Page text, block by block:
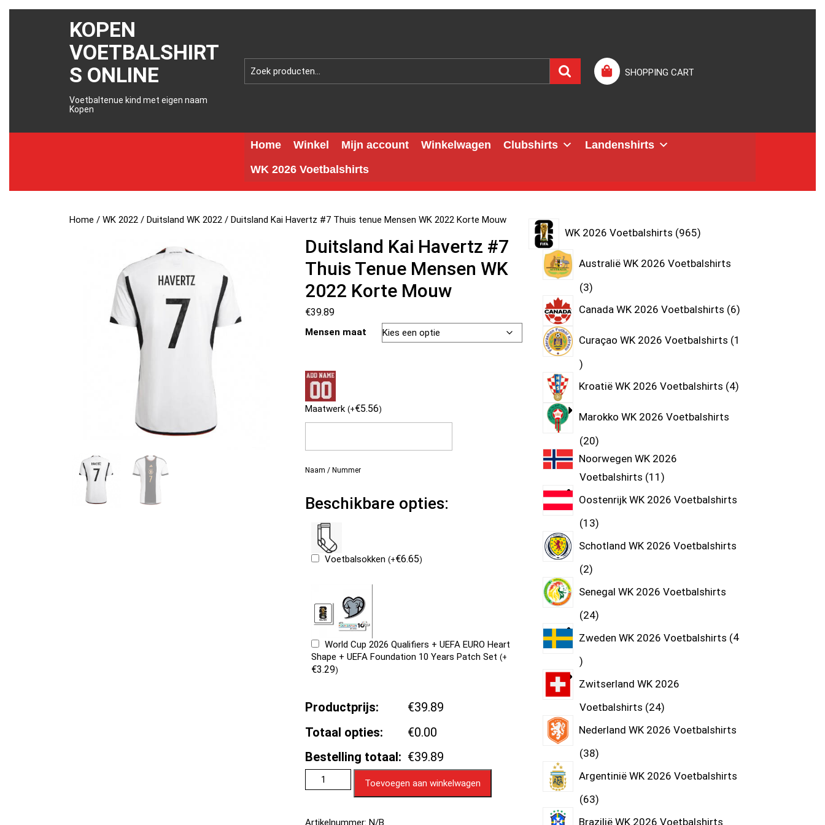
KOPEN
VOETBALSHIRT
S ONLINE
Voetbaltenue kind met eigen naam
Kopen
SHOPPING CART
Home Winkel Mijn account Winkelwagen Clubshirts
Landenshirts
WK 2026 Voetbalshirts
Home /WK 2022 /Duitsland WK 2022 / Duitsland Kai Havertz #7 Thuis tenue Mensen WK 2022 Korte Mouw
Duitsland Kai Havertz #7
Thuis Tenue Mensen WK
2022 Korte Mouw
€39.89
Mensen maat
Maatwerk (+€5.56)
Naam / Nummer
Beschikbare opties:
Voetbalsokken (+€6.65)
World Cup 2026 Qualifiers + UEFA EURO Heart
Shape + UEFA Foundation 10 Years Patch Set (+
€3.29)
Productprijs:
€39.89
Totaal opties:
€0.00
Bestelling totaal: €39.89
Toevoegen aan winkelwagen
Artikelnummer: N/B
WK 2026 Voetbalshirts 965
Australië WK 2026 Voetbalshirts
3
Canada WK 2026 Voetbalshirts 6
Curaçao WK 2026 Voetbalshirts 1
Kroatië WK 2026 Voetbalshirts 4
Marokko WK 2026 Voetbalshirts
20
Noorwegen WK 2026
Voetbalshirts 11
Oostenrijk WK 2026 Voetbalshirts
13
Schotland WK 2026 Voetbalshirts
2
Senegal WK 2026 Voetbalshirts
24
Zweden WK 2026 Voetbalshirts 4
Zwitserland WK 2026
Voetbalshirts 24
Nederland WK 2026 Voetbalshirts
38
Argentinië WK 2026 Voetbalshirts
63
Brazilië WK 2026 Voetbalshirts